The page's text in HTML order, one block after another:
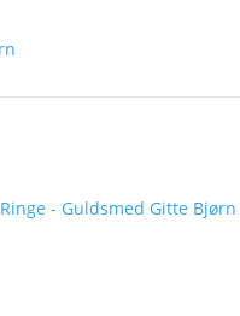
Ringe - Guldsmed Gitte Bjørn